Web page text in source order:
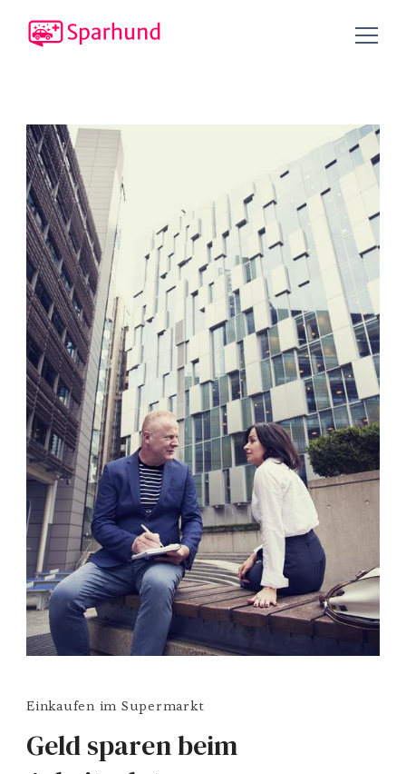
Einkaufen im Supermarkt
Geld sparen beim